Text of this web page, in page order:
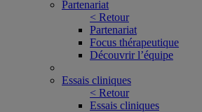
Partenariat
< Retour
Partenariat
Focus thérapeutique
Découvrir l’équipe
Essais cliniques
< Retour
Essais cliniques